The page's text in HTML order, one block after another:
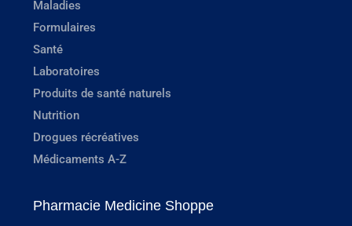
Maladies
Formulaires
Santé
Laboratoires
Produits de santé naturels
Nutrition
Drogues récréatives
Médicaments A-Z
Pharmacie Medicine Shoppe